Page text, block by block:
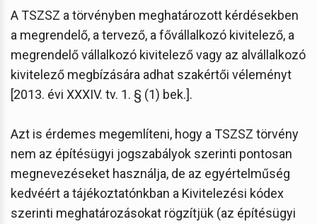
A TSZSZ a törvényben meghatározott kérdésekben
a megrendelő, a tervező, a fővállalkozó kivitelező, a
megrendelő vállalkozó kivitelező vagy az alvállalkozó
kivitelező megbízására adhat szakértői véleményt
[2013. évi XXXIV. tv. 1. § (1) bek.].
Azt is érdemes megemlíteni, hogy a TSZSZ törvény
nem az építésügyi jogszabályok szerinti pontosan
megnevezéseket használja, de az egyértelműség
kedvéért a tájékoztatónkban a Kivitelezési kódex
szerinti meghatározásokat rögzítjük (az építésügyi